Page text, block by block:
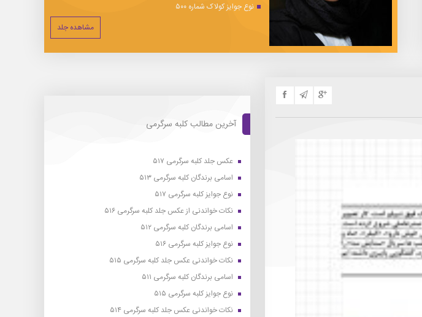
نوع جوایز کولاک شماره ۵۰۰
مشاهده جلد
آخرین مطالب کلبه سرگرمی
عکس جلد کلبه سرگرمی ۵۱۷
اسامی برندگان کلبه سرگرمی ۵۱۳
نوع جوایز کلبه سرگرمی ۵۱۷
نکات خواندنی از عکس جلد کلبه سرگرمی ۵۱۶
اسامی برندگان کلبه سرگرمی ۵۱۲
نوع جوایز کلبه سرگرمی ۵۱۶
نکات خواندنی عکس جلد کلبه سرگرمی ۵۱۵
اسامی برندگان کلبه سرگرمی ۵۱۱
نوع جوایز کلبه سرگرمی ۵۱۵
نکات خواندنی عکس جلد کلبه سرگرمی ۵۱۴